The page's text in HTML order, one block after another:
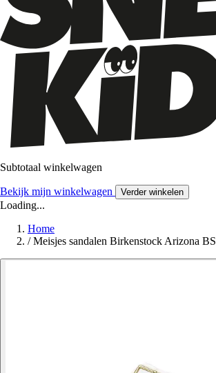
Subtotaal winkelwagen
Bekijk mijn winkelwagen Verder winkelen
Loading...
Home
/ Meisjes sandalen Birkenstock Arizona BS